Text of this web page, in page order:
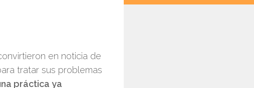
en noticia de
tratar sus problemas
práctica ya